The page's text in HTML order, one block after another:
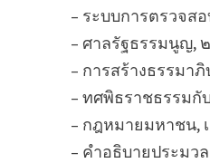
– ระบบการตรวจสอ
– ศาลรัฐธรรมนูญ,
– การสร้างธรรมาภิ
– ทศพิธราชธรรมกับ
– กฎหมายมหาชน, เ
– คำอธิบายประมวล